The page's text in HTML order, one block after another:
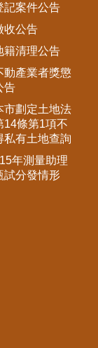
記案件公告
收公告
籍清理公告
動產業者獎懲
告
市劃定土地法
14條第1項不
私有土地查詢
年測量助理
試分發情形